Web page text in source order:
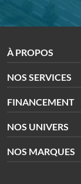
À PROPOS
NOS SERVICES
FINANCEMENT
NOS UNIVERS
NOS MARQUES